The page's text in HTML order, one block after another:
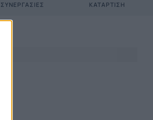
ΣΥΝΕΡΓΑΣΊΕΣ ΚΑΤΆΡΤΙΣΗ